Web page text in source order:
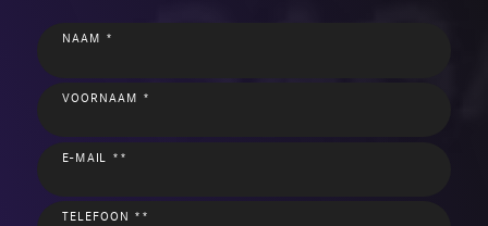
NAAM *
VOORNAAM *
E-MAIL **
TELEFOON **